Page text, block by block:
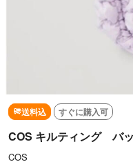
送料込 すぐに購入可
COS キルティング
COS